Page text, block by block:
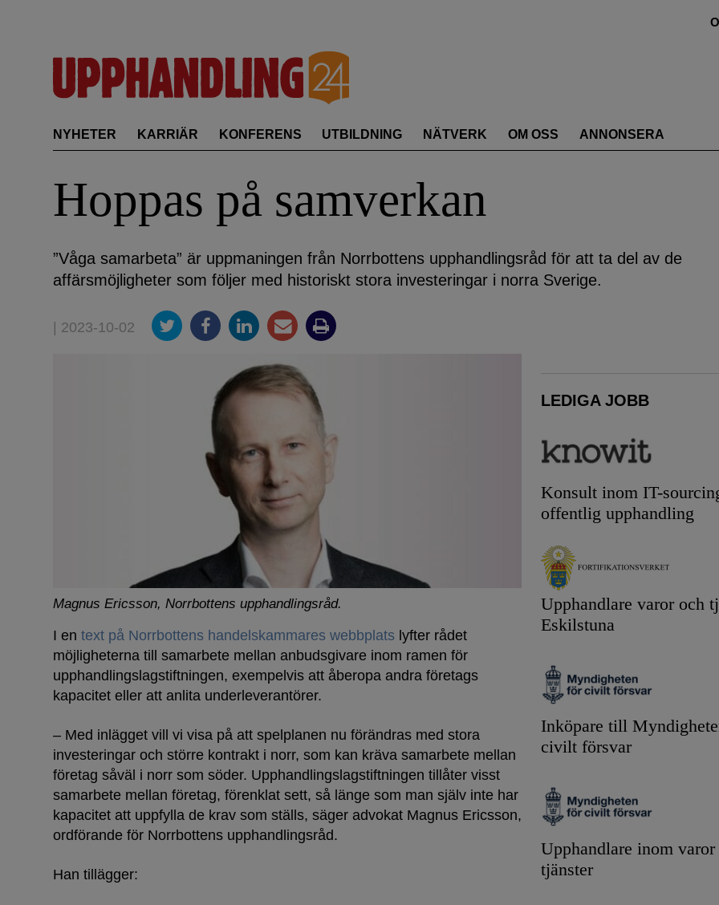
NYHETER KARRIÄR KONFERENS UTBILDNING NÄTVERK OM OSS ANNONSERA
Hoppas på samverkan
”Våga samarbeta” är uppmaningen från Norrbottens upphandlingsråd för att ta del av de
affärsmöjligheter som följer med historiskt stora investeringar i norra Sverige.
| 2023-10-02
Magnus Ericsson, Norrbottens upphandlingsråd.
I en text på Norrbottens handelskammares webbplats lyfter rådet
möjligheterna till samarbete mellan anbudsgivare inom ramen för
upphandlingslagstiftningen, exempelvis att åberopa andra företags
kapacitet eller att anlita underleverantörer.
– Med inlägget vill vi visa på att spelplanen nu förändras med stora
investeringar och större kontrakt i norr, som kan kräva samarbete mellan
företag såväl i norr som söder. Upphandlingslagstiftningen tillåter visst
samarbete mellan företag, förenklat sett, så länge som man själv inte har
kapacitet att uppfylla de krav som ställs, säger advokat Magnus Ericsson,
ordförande för Norrbottens upphandlingsråd.
Han tillägger:
LEDIGA JOBB
Konsult inom IT-
offentlig upphandling
Upphandlare varor och
Eskilstuna
Inköpare till
civilt försvar
Upphandlare inom varor
tjänster